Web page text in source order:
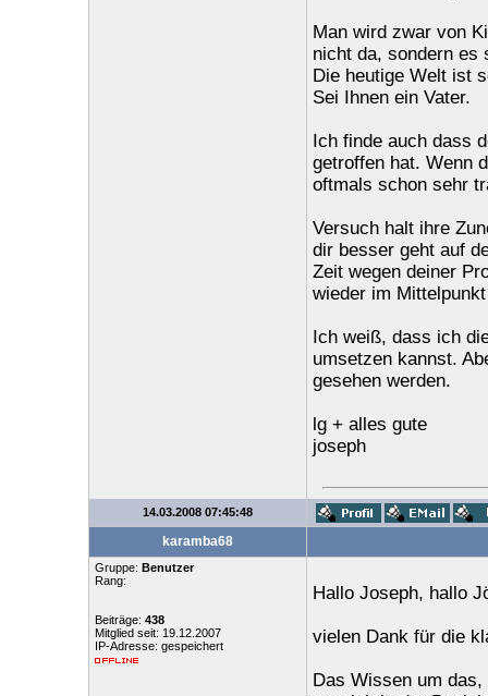
Man wird zwar von
nicht da, sondern es
Die heutige Welt ist
Sei Ihnen ein Vater.
Ich finde auch dass
getroffen hat. Wenn
oftmals schon sehr
Versuch halt ihre
dir besser geht auf
Zeit wegen deiner
wieder im
Ich weiß, dass ich
umsetzen kannst.
gesehen werden.
lg + alles gute
joseph
14.03.2008 07:45:48
karamba68
Gruppe: Benutzer
Rang:
Beiträge: 438
Mitglied seit: 19.12.2007
IP-Adresse: gespeichert
Hallo Joseph, hallo
vielen Dank für die
Das Wissen um